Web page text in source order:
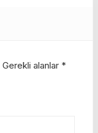
Gerekli alanlar *